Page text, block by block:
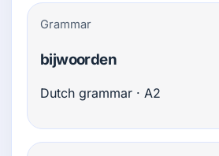
Grammar
bijwoorden
Dutch grammar · A2